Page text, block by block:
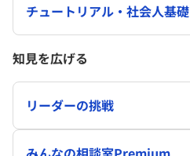
チュートリアル・社会人基礎
知見を広げる
リーダーの挑戦